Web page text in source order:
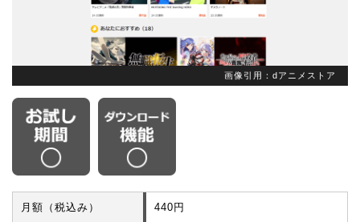
画像引用：dアニメストア
月額（税込み） 440円